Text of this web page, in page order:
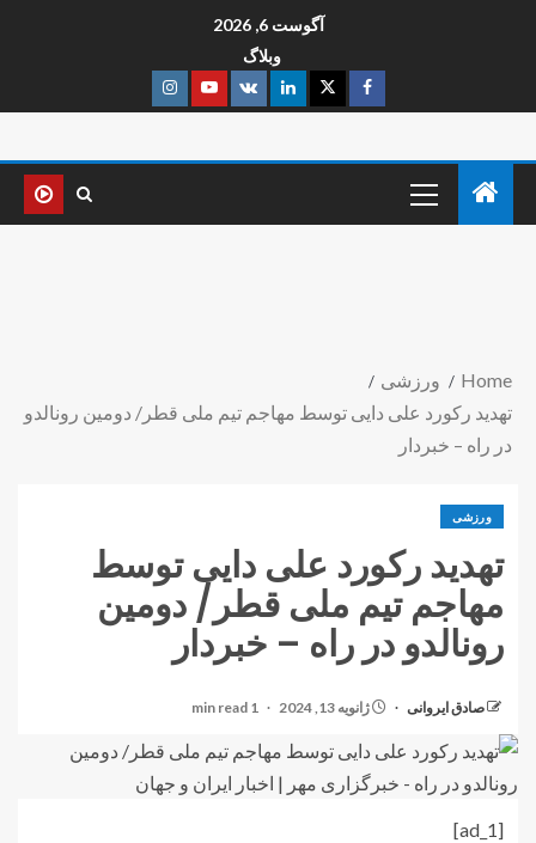
آگوست 6, 2026
وبلاگ
Home
ورزشی
تهدید رکورد علی دایی توسط مهاجم تیم ملی قطر/ دومین رونالدو
در راه – خبردار
ورزشی
تهدید رکورد علی دایی توسط
مهاجم تیم ملی قطر/ دومین
رونالدو در راه – خبردار
صادق ایروانی ژانویه 13, 2024 1 min read
[ad_1]